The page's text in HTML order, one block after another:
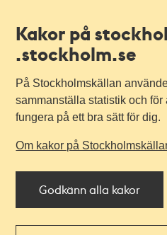
Kakor på
.stockholm.se
På Stockholmskällan
sammanställa statistik och för
fungera på ett bra sätt för dig.
Om kakor på
Godkänn alla kakor